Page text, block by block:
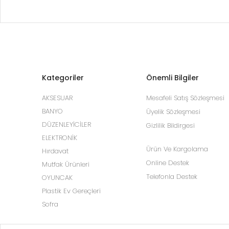
Kategoriler
AKSESUAR
BANYO
DÜZENLEYİCİLER
ELEKTRONİK
Hırdavat
Mutfak Ürünleri
OYUNCAK
Plastik Ev Gereçleri
Sofra
Önemli Bilgiler
Mesafeli Satış Sözleşmesi
Üyelik Sözleşmesi
Gizlilik Bildirgesi
Ürün Ve Kargolama
Online Destek
Telefonla Destek